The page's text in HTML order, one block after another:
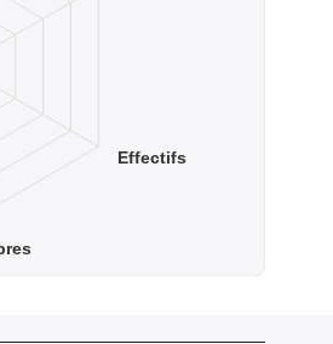
Effectifs